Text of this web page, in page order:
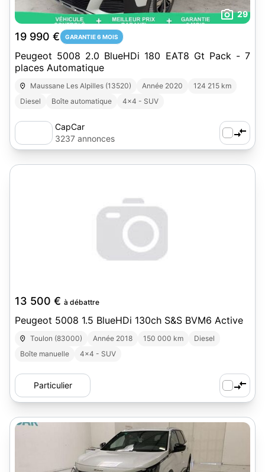
29
19 990 € GARANTIE 6 MOIS
Peugeot 5008 2.0 BlueHDi 180 EAT8 Gt Pack - 7
places Automatique
Maussane Les Alpilles (13520) Année 2020
124 215 km
Diesel
Boîte automatique 4x4 - SUV
CapCar
3237 annonces
13 500 € à débattre
Peugeot 5008 1.5 BlueHDi 130ch S&S BVM6 Active
Toulon (83000) Année 2018 150 000 km
Diesel
Boîte manuelle
4x4 - SUV
Particulier